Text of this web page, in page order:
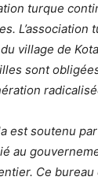
turque
village de
sont
est soutenu
au
Ce